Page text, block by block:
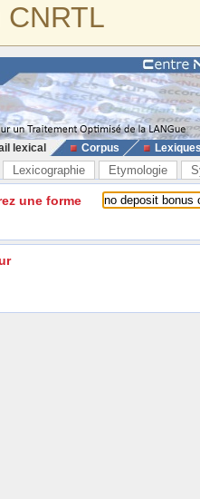
CNRTL
lexical Corpus
Lexicographie Etymologie
une forme